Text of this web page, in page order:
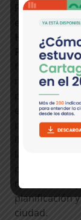
Para
es necesario
Hugo Guerra,
Planeación,
formulación,
necesidades
para él:
elegida
programa
llegue a la
posterior a
necesario
planificación
ciudad.